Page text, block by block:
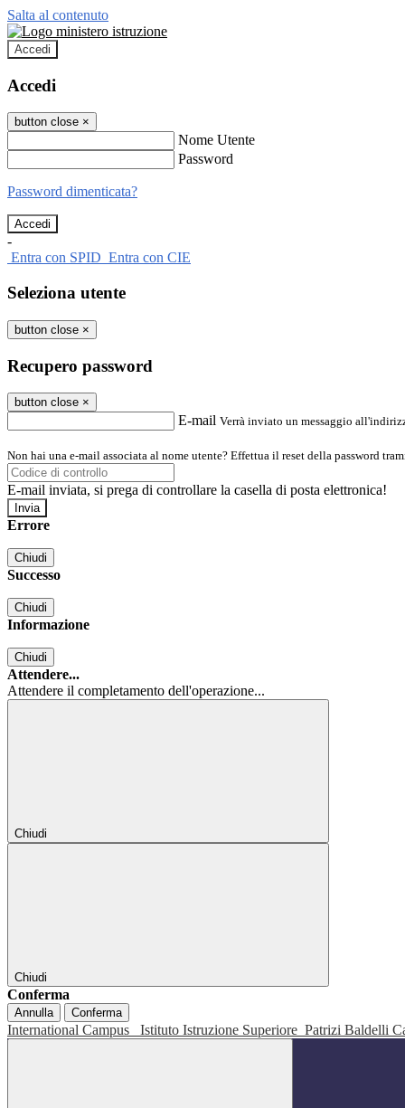
Salta al contenuto
Accedi
Accedi
button close ×
Nome Utente
Password
Password dimenticata?
-
Entra con SPID Entra con CIE
Seleziona utente
button close ×
Recupero password
button close ×
E-mail Verrà inviato un messaggio
Non hai una e-mail associata al nome utente? Effettua il reset della password
E-mail inviata, si prega di controllare la casella di posta elettronica!
Errore
Chiudi
Successo
Chiudi
Informazione
Chiudi
Attendere...
Attendere il completamento dell'operazione...
Chiudi
Chiudi
Conferma
Annulla Conferma
International Campus Istituto Istruzione Superiore Patrizi Baldelli